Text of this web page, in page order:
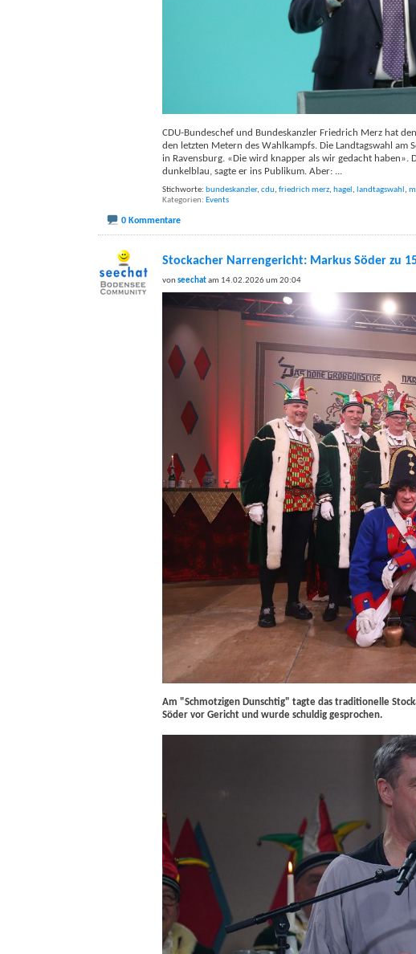
CDU-Bundeschef und Bundeskanzler Friedrich Merz hat
den letzten Metern des Wahlkampfs. Die Landtagswahl am
in Ravensburg. «Die wird knapper als wir gedacht
dunkelblau, sagte er ins Publikum. Aber: ...
Stichworte: bundeskanzler, cdu, friedrich merz, hagel , landtagswahl ,
Kategorien
Events
0 Kommentare
Stockacher Narrengericht: Markus Söder zu
von seechatam 14.02.2026 um 20:04
Am "Schmotzigen Dunschtig" tagte das traditionelle
Söder vor Gericht und wurde schuldig gesprochen.